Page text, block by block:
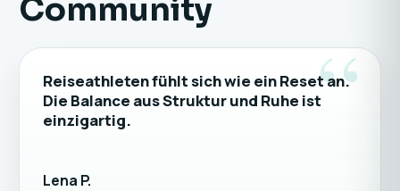
Community
“
Reiseathleten fühlt sich wie ein Reset an.
Die Balance aus Struktur und Ruhe ist
einzigartig.
Lena P.